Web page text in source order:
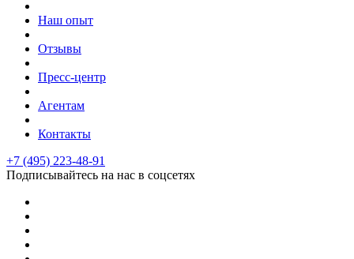
Наш опыт
Отзывы
Пресс-центр
Агентам
Контакты
+7 (495) 223-48-91
Подписывайтесь на нас в соцсетях